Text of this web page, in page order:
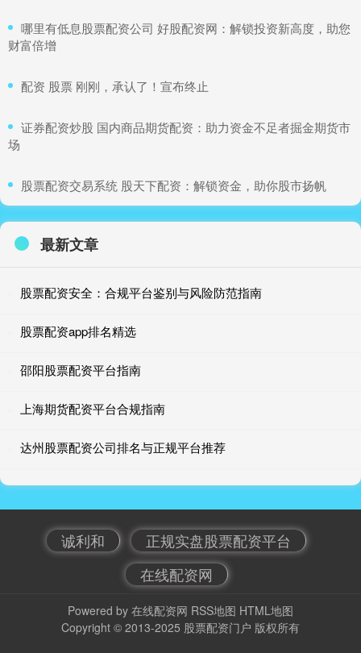
​哪里有低息股票配资公司 好股配资网：解锁投资新高度，助您
财富倍增
​配资 股票 刚刚，承认了！宣布终止
​证券配资炒股 国内商品期货配资：助力资金不足者掘金期货市
场
​股票配资交易系统 股天下配资：解锁资金，助你股市扬帆
最新文章
股票配资安全：合规平台鉴别与风险防范指南
股票配资app排名精选
邵阳股票配资平台指南
上海期货配资平台合规指南
达州股票配资公司排名与正规平台推荐
诚利和
正规实盘股票配资平台
在线配资网
Powered by 在线配资网 RSS地图 HTML地图
Copyright © 2013-2025 股票配资门户 版权所有